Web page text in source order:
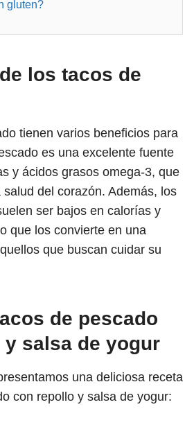
gluten?
los tacos de
tienen varios beneficios para
es una excelente fuente
y ácidos grasos omega-3, que
del corazón. Además, los
ser bajos en calorías y
que los convierte en una
que buscan cuidar su
de pescado
salsa de yogur
una deliciosa receta
con repollo y salsa de yogur: